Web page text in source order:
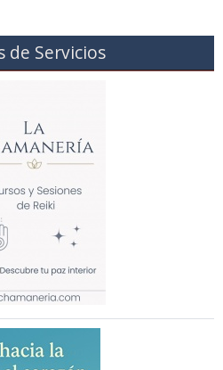
de Servicios